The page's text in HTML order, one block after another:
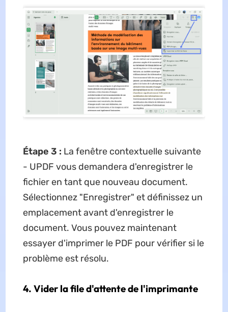
Étape 3 : La fenêtre contextuelle suivante
- UPDF vous demandera d'enregistrer le
fichier en tant que nouveau document.
Sélectionnez "Enregistrer" et définissez un
emplacement avant d'enregistrer le
document. Vous pouvez maintenant
essayer d'imprimer le PDF pour vérifier si le
problème est résolu.
4. Vider la file d'attente de l'imprimante